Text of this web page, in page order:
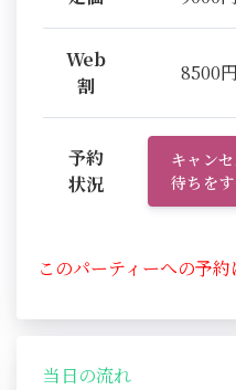
Web
割
8500円
予約
状況
キャン
待ちをす
このパーティーへの予約
当日の流れ